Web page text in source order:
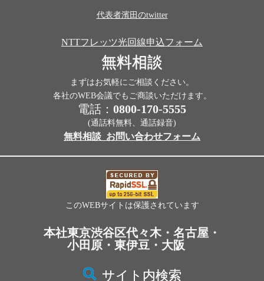
代表者濱田のtwitter
NTTフレッツ光回線申込フォーム
無料相談
まずはお気軽にご相談ください。
各社のWEB会議でもご商談いただけます。
電話： 0800-170-5555
(通話料無料、通話録音)
無料相談_お問い合わせフォーム
このWEBサイトは保護されています
本社東京渋谷区代々木・名古屋・
小田原・東伊豆・大阪
サイト内検索